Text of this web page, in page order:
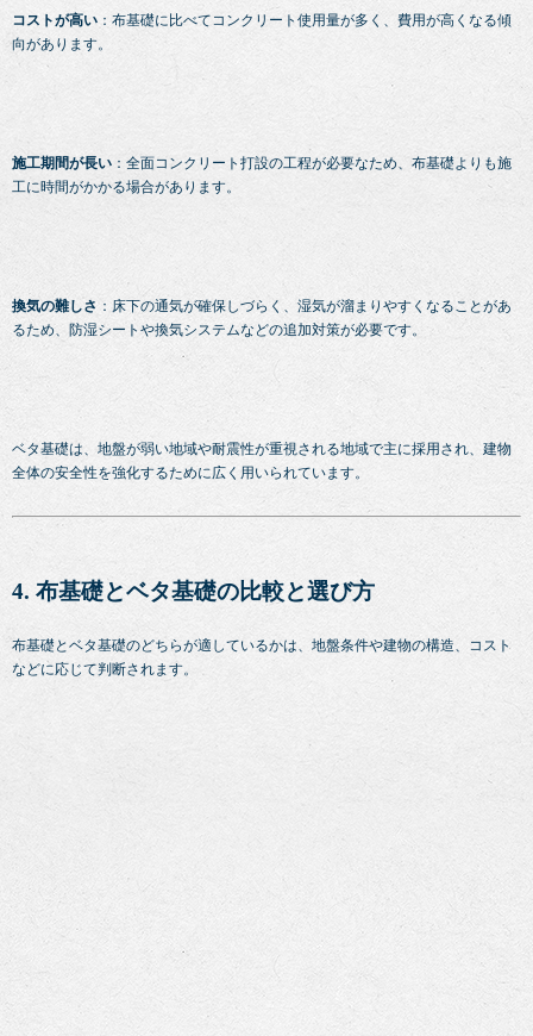
コストが高い ：布基礎に比べてコンクリート使用量が多く、費用が高くなる傾
向があります。
施工期間が長い ：全面コンクリート打設の工程が必要なため、布基礎よりも施
工に時間がかかる場合があります。
換気の難しさ ：床下の通気が確保しづらく、湿気が溜まりやすくなることがあ
るため、防湿シートや換気システムなどの追加対策が必要です。
ベタ基礎は、地盤が弱い地域や耐震性が重視される地域で主に採用され、建物
全体の安全性を強化するために広く用いられています。
4. 布基礎とベタ基礎の比較と選び方
布基礎とベタ基礎のどちらが適しているかは、地盤条件や建物の構造、コスト
などに応じて判断されます。